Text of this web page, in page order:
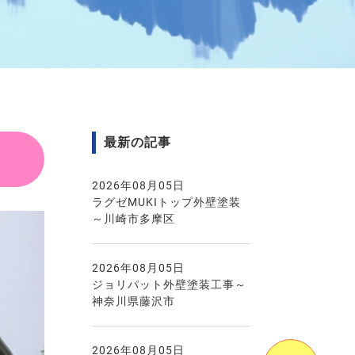
最新の記事
2026年08月05日
ラグゼMUKIトップ外壁塗装
～川崎市多摩区
2026年08月05日
ジョリパット外壁塗装工事～
神奈川県藤沢市
2026年08月05日